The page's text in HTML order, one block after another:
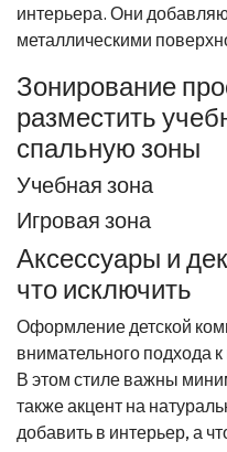
интерьера. Они
металлическими
Зонирование
разместить
спальную зоны
Учебная зона
Игровая зона
Аксессуары и
что исключить
Оформление детской
внимательного подхода
В этом стиле важны
также акцент на
добавить в интерьер, а